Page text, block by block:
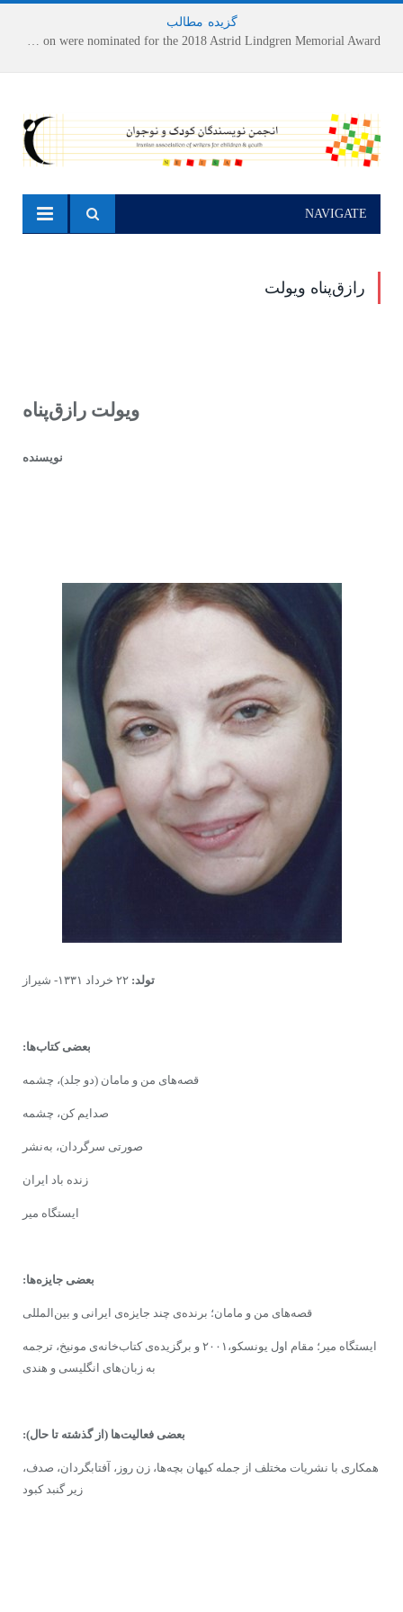
گزیده مطالب
NAVIGATE
رازق‌پناه ویولت
ویولت رازق‌‌پناه
نویسنده
تولد: ۲۲ خرداد ۱۳۳۱- شیراز
بعضى کتاب‌ها:
قصه‌هاى‌ من و مامان (دو جلد)، چشمه
صدایم کن، چشمه
صورتى سرگردان، به‌نشر
زنده‌ باد ایران
ایستگاه میر
بعضى‌ جایزه‌ها:
قصه‌های من و مامان؛ برنده‌ى‌ چند جایزه‌‌ى ایرانى‌ و بین‌المللى
ایستگاه میر؛ مقام اول یونسکو،۲۰۰۱ و برگزیده‌ى کتاب‌خانه‌ى‌ مونیخ، ترجمه
به زبان‌هاى‌ انگلیسى‌ و هندى
بعضی فعالیت‌ها (از گذشته تا حال):
همکارى با نشریات مختلف از جمله کیهان بچه‌ها، زن‌ روز، آفتابگردان، صدف،
زیر گنبد کبود